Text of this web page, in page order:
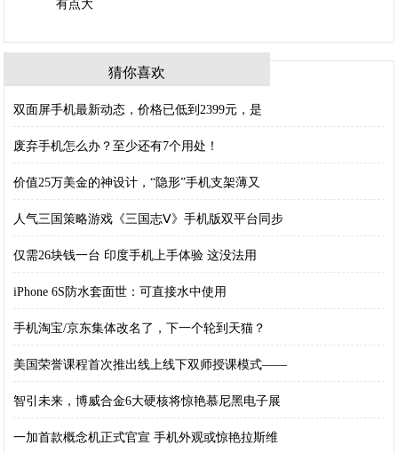
猜你喜欢
双面屏手机最新动态，价格已低到2399元，是
废弃手机怎么办？至少还有7个用处！
价值25万美金的神设计，“隐形”手机支架薄又
人气三国策略游戏《三国志Ⅴ》手机版双平台同步
仅需26块钱一台 印度手机上手体验 这没法用
iPhone 6S防水套面世：可直接水中使用
手机淘宝/京东集体改名了，下一个轮到天猫？
美国荣誉课程首次推出线上线下双师授课模式——
智引未来，博威合金6大硬核将惊艳慕尼黑电子展
一加首款概念机正式官宣 手机外观或惊艳拉斯维